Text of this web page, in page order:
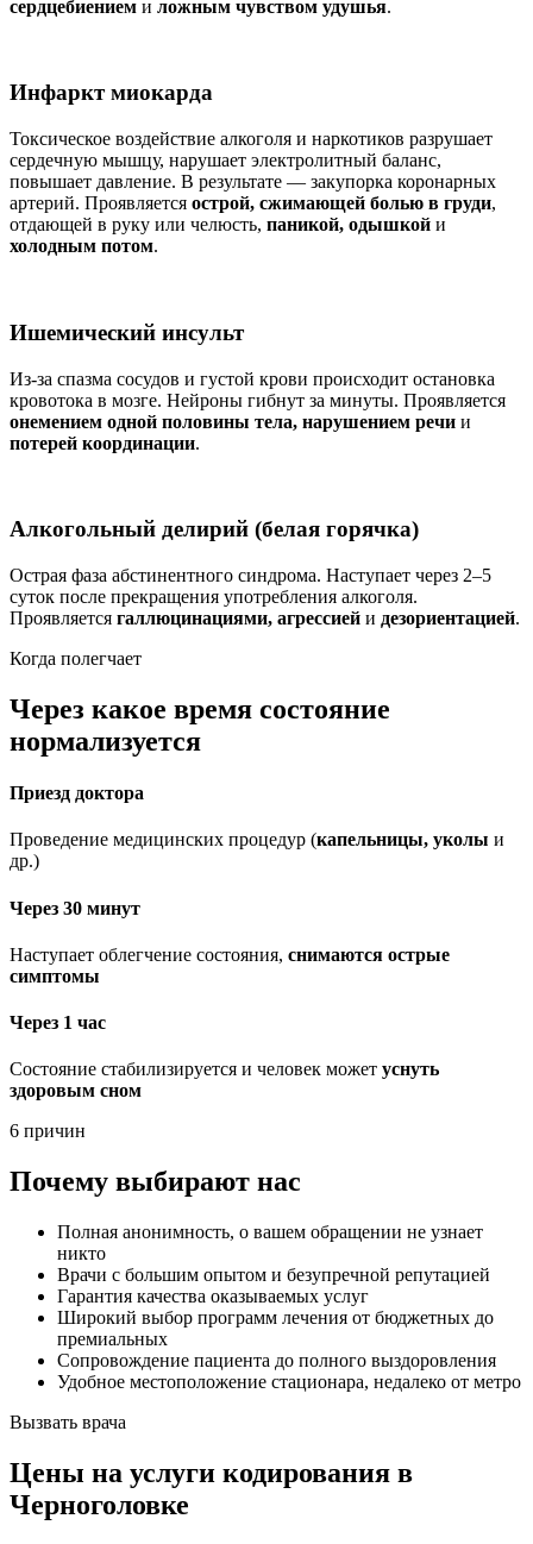
сердцебиением и ложным чувством удушья.
Инфаркт миокарда
Токсическое воздействие алкоголя и наркотиков разрушает
сердечную мышцу, нарушает электролитный баланс,
повышает давление. В результате — закупорка коронарных
артерий. Проявляется острой, сжимающей болью в груди,
отдающей в руку или челюсть, паникой, одышкой и
холодным потом.
Ишемический инсульт
Из-за спазма сосудов и густой крови происходит остановка
кровотока в мозге. Нейроны гибнут за минуты. Проявляется
онемением одной половины тела, нарушением речи и
потерей координации.
Алкогольный делирий (белая горячка)
Острая фаза абстинентного синдрома. Наступает через 2–5
суток после прекращения употребления алкоголя.
Проявляется галлюцинациями, агрессией и дезориентацией.
Когда полегчает
Через какое время состояние
нормализуется
Приезд доктора
Проведение медицинских процедур (капельницы, уколы и
др.)
Через 30 минут
Наступает облегчение состояния, снимаются острые
симптомы
Через 1 час
Состояние стабилизируется и человек может уснуть
здоровым сном
6 причин
Почему выбирают нас
Полная анонимность, о вашем обращении не узнает
никто
Врачи с большим опытом и безупречной репутацией
Гарантия качества оказываемых услуг
Широкий выбор программ лечения от бюджетных до
премиальных
Сопровождение пациента до полного выздоровления
Удобное местоположение стационара, недалеко от метро
Вызвать врача
Цены на услуги кодирования в
Черноголовке